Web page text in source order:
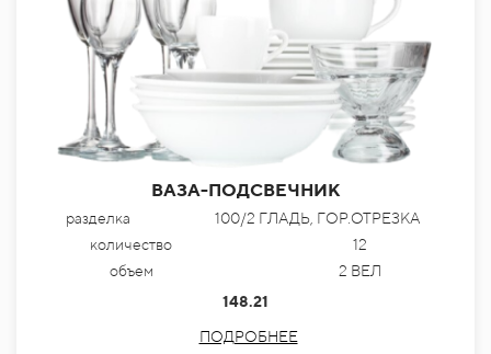
ВАЗА-ПОДСВЕЧНИК
разделка
100/2 ГЛАДЬ, ГОР.ОТРЕЗКА
количество
12
объем
2 ВЕЛ
148.21
ПОДРОБНЕЕ